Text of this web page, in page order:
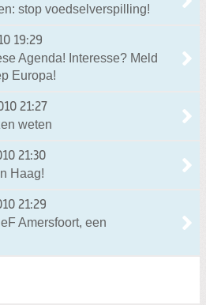
stop voedselverspilling!
19:29
Agenda! Interesse? Meld
Europa!
21:27
weten
21:30
Haag!
21:29
Amersfoort, een